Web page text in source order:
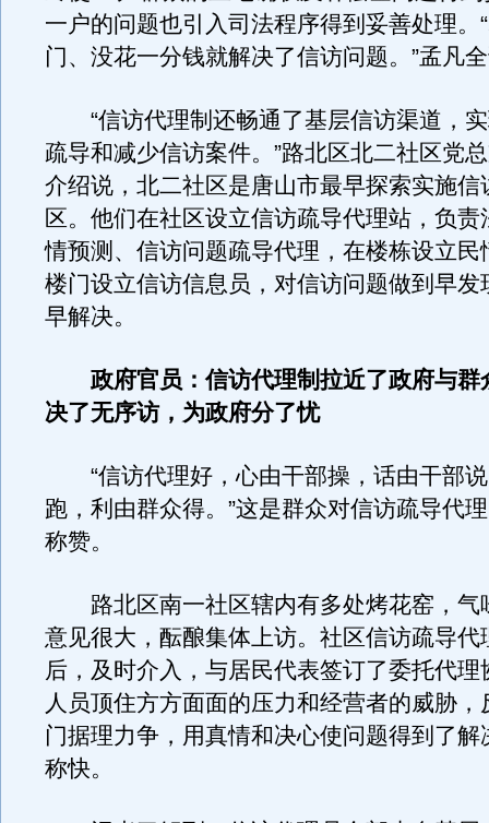
一户的问题也引入司法程序得到妥善处理。
门、没花一分钱就解决了信访问题。”孟凡
“信访代理制还畅通了基层信访渠道，实
疏导和减少信访案件。”路北区北二社区党
介绍说，北二社区是唐山市最早探索实施信
区。他们在社区设立信访疏导代理站，负责
情预测、信访问题疏导代理，在楼栋设立民
楼门设立信访信息员，对信访问题做到早发
早解决。
政府官员：信访代理制拉近了政府与群
决了无序访，为政府分了忧
“信访代理好，心由干部操，话由干部说
跑，利由群众得。”这是群众对信访疏导代
称赞。
路北区南一社区辖内有多处烤花窑，气
意见很大，酝酿集体上访。社区信访疏导代
后，及时介入，与居民代表签订了委托代理
人员顶住方方面面的压力和经营者的威胁，
门据理力争，用真情和决心使问题得到了解
称快。